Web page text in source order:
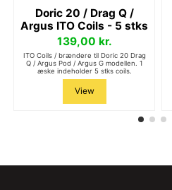
Doric 20 / Drag Q /
Argus ITO Coils - 5 stks
139,00 kr.
ITO Coils / brændere til Doric 20 Drag
Q / Argus Pod / Argus G modellen. 1
æske indeholder 5 stks coils.
View